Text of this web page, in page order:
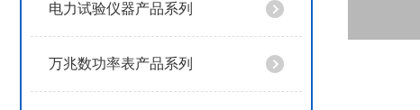
电力试验仪器产品系列
万兆数功率表产品系列